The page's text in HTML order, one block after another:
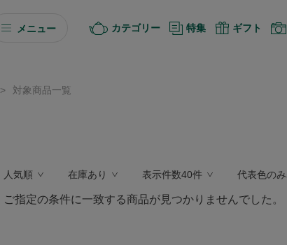
メニュー カテゴリー 特集 ギフト
> 対象商品一覧
人気順 在庫あり 表示件数40件 代表色の
ご指定の条件に一致する商品が見つかりませんでした。